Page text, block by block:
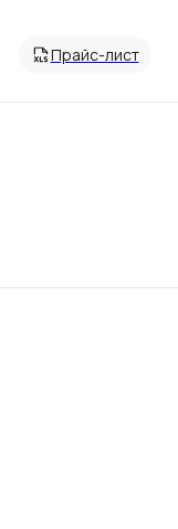
Прайс-лист